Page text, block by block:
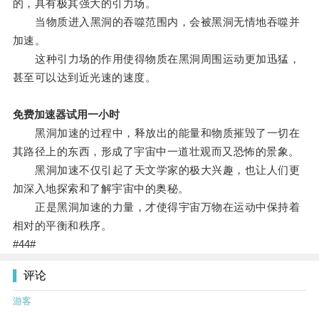
的，具有极其强大的引力场。
当物质进入黑洞的吞噬范围内，会被黑洞无情地吞噬并
加速。
这种引力场的作用使得物质在黑洞周围运动更加迅猛，
甚至可以达到近光速的速度。
免费加速器试用一小时
黑洞加速的过程中，释放出的能量和物质摧毁了一切在
其路径上的东西，形成了宇宙中一道壮观而又恐怖的景象。
黑洞加速不仅引起了天文学家的极大兴趣，也让人们更
加深入地探索和了解宇宙中的奥秘。
正是黑洞加速的力量，才使得宇宙万物在运动中保持着
相对的平衡和秩序。
#44#
评论
游客